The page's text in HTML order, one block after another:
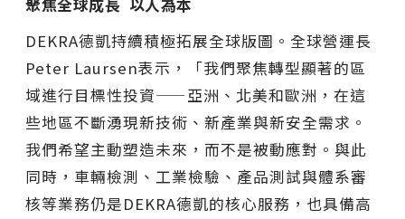
聚焦全球成長 以人為本
DEKRA德凱持續積極拓展全球版圖。全球營運長
Peter Laursen表示，「我們聚焦轉型顯著的區
域進行目標性投資——亞洲、北美和歐洲，在這
些地區不斷湧現新技術、新產業與新安全需求。
我們希望主動塑造未來，而不是被動應對。與此
同時，車輛檢測、工業檢驗、產品測試與體系審
核等業務仍是DEKRA德凱的核心服務，也具備高